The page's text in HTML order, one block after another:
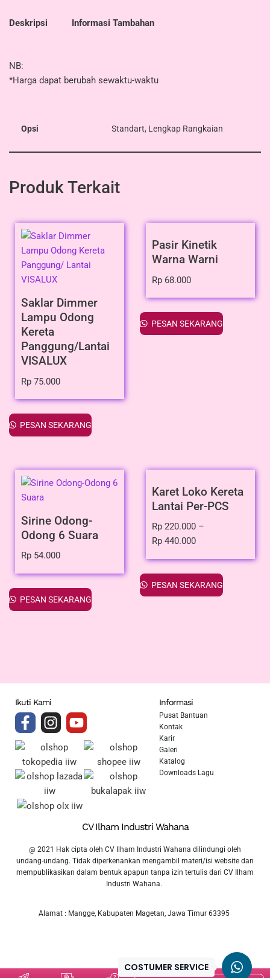
Deskripsi Informasi Tambahan
NB:
*Harga dapat berubah sewaktu-waktu
Opsi Standart, Lengkap Rangkaian
Produk Terkait
Saklar Dimmer
Lampu Odong
Kereta
Panggung/Lantai
VISALUX
Rp 75.000
PESAN SEKARANG
Pasir Kinetik
Warna Warni
Rp 68.000
PESAN SEKARANG
Sirine Odong-
Odong 6 Suara
Rp 54.000
PESAN SEKARANG
Karet Loko Kereta
Lantai Per-PCS
Rp 220.000 –
Rp 440.000
PESAN SEKARANG
CV Ilham Industri Wahana
@ 2021 Hak cipta oleh CV Ilham Industri Wahana dilindungi oleh
undang-undang. Tidak diperkenankan mengambil materi/isi website dan
mempublikasikan dalam bentuk apapun tanpa izin tertulis dari CV Ilham
Industri Wahana.
Alamat : Mangge, Kabupaten Magetan, Jawa Timur 63395
Informasi
Pusat Bantuan
Kontak
Karir
Galeri
Katalog
Downloads Lagu
Ikuti Kami
COSTUMER SERVICE